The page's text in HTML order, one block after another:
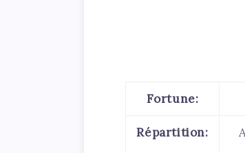
Fortune:
Répartition: